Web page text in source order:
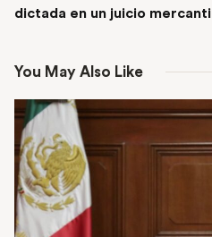
dictada en un juicio mercantil
You May Also Like